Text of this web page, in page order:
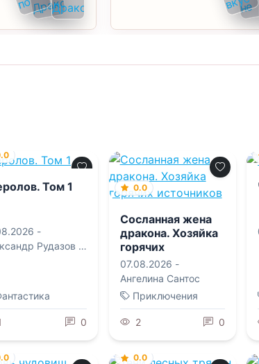
Том 1
-
Рудазов ,
0
0.0
Сосланная жена
дракона. Хозяйка
горячих
источников
07.08.2026 -
Ангелина Сантос
Приключения
2 0
0.0